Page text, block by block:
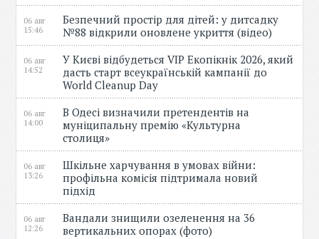
06 авг
15:46
Безпечний простір для дітей: у дитсадку
№88 відкрили оновлене укриття (відео)
06 авг
14:52
У Києві відбудеться VIP Екопікнік 2026, який
дасть старт всеукраїнській кампанії до
World Cleanup Day
06 авг
14:00
В Одесі визначили претендентів на
муніципальну премію «Культурна
столиця»
06 авг
13:26
Шкільне харчування в умовах війни:
профільна комісія підтримала новий
підхід
06 авг
12:26
Вандали знищили озеленення на 36
вертикальних опорах (фото)